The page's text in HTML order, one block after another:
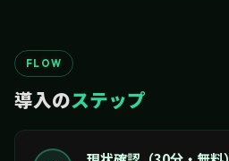
FLOW
導入のステップ